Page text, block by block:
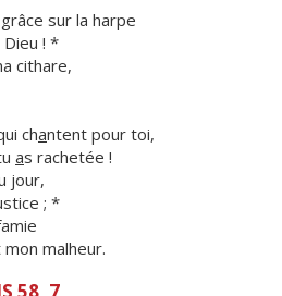
sur la harpe
Dieu ! *
cithare,
chantent pour toi,
as rachetée !
jour,
; *
malheur.